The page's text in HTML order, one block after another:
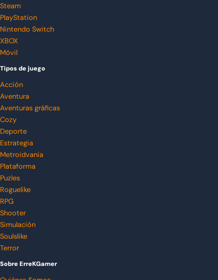
Steam
PlayStation
Nintendo Switch
XBOX
Móvil
Tipos de juego
Acción
Aventura
Aventuras gráficas
Cozy
Deporte
Estrategia
Metroidvania
Plataforma
Puzles
Roguelike
RPG
Shooter
Simulación
Soulslike
Terror
Sobre ErreKGamer